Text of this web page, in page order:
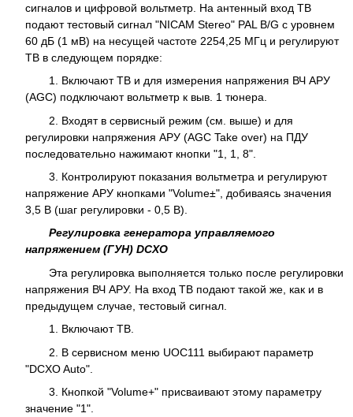
сигналов и цифровой вольтметр. На антенный вход ТВ
подают тестовый сигнал "NICAM Stereo" PAL B/G с уровнем
60 дБ (1 мВ) на несущей частоте 2254,25 МГц и регулируют
ТВ в следующем порядке:
1. Включают ТВ и для измерения напряжения ВЧ АРУ
(AGC) подключают вольтметр к выв. 1 тюнера.
2. Входят в сервисный режим (см. выше) и для
регулировки напряжения АРУ (AGC Take over) на ПДУ
последовательно нажимают кнопки "1, 1, 8".
3. Контролируют показания вольтметра и регулируют
напряжение АРУ кнопками "Volume±", добиваясь значения
3,5 В (шаг регулировки - 0,5 В).
Регулировка генератора управляемого
напряжением (ГУН) DCXO
Эта регулировка выполняется только после регулировки
напряжения ВЧ АРУ. На вход ТВ подают такой же, как и в
предыдущем случае, тестовый сигнал.
1. Включают ТВ.
2. В сервисном меню UOC111 выбирают параметр
"DCXO Auto".
3. Кнопкой "Volume+" присваивают этому параметру
значение "1".